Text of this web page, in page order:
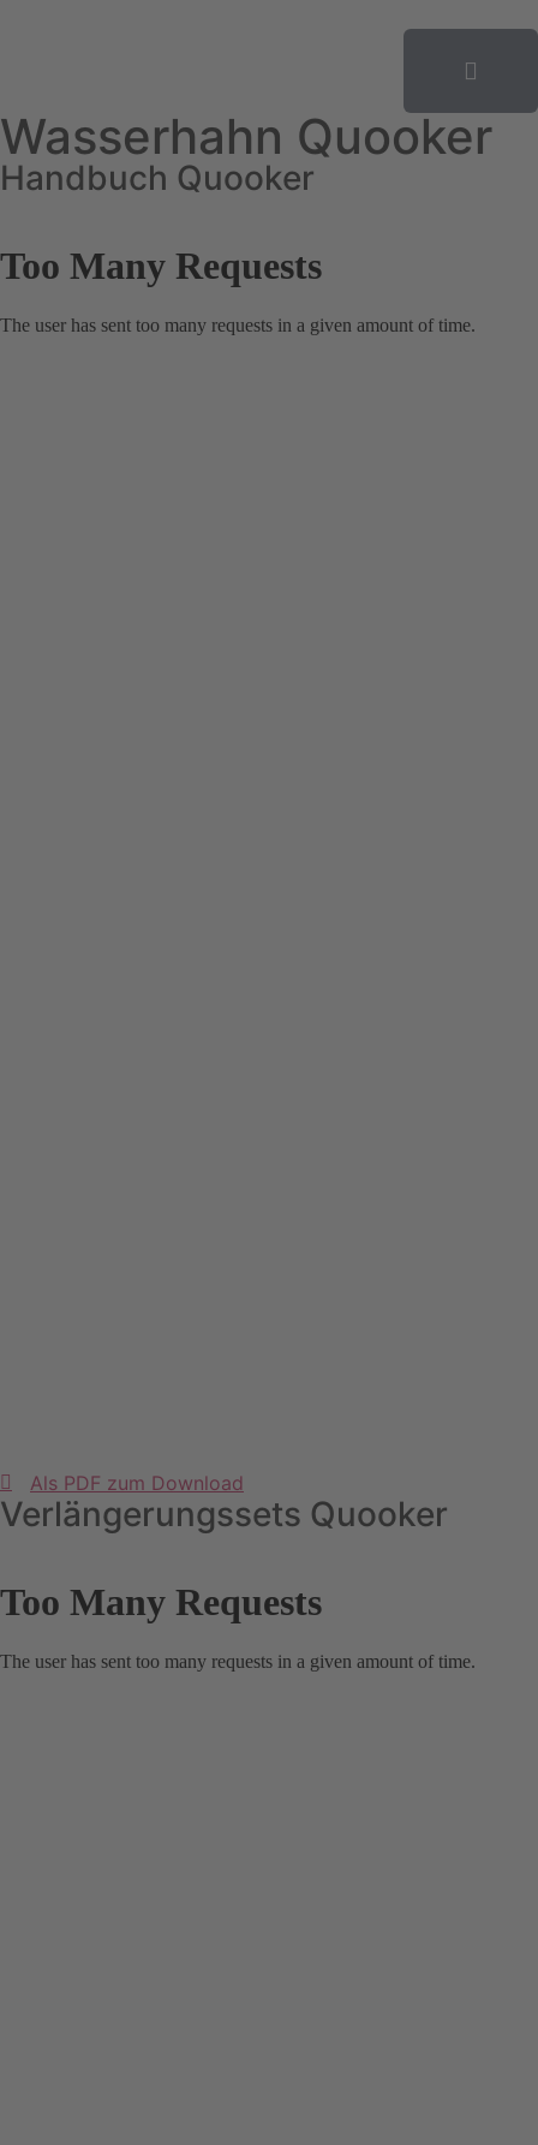
Wasserhahn Quooker
Handbuch Quooker
Als PDF zum Download
Verlängerungssets Quooker